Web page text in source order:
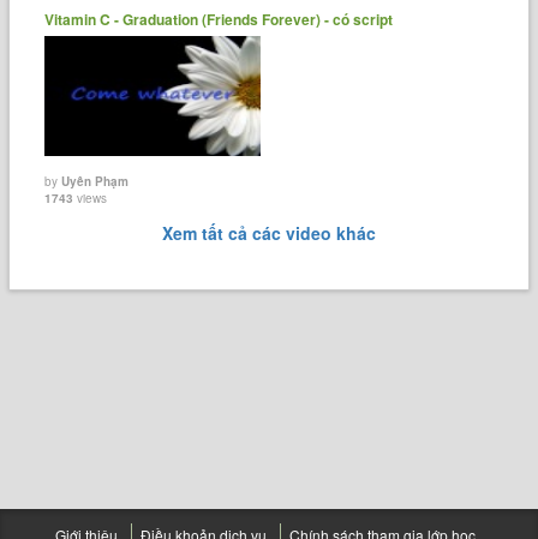
Vitamin C - Graduation (Friends Forever) - có script
byUyên Phạm
1743 views
Xem tất cả các video khác
Giới thiệu Điều khoản dịch vụ Chính sách tham gia lớp học